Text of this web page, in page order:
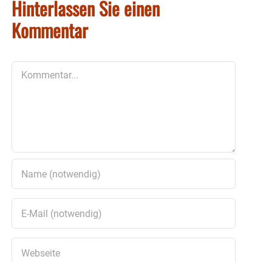
Hinterlassen Sie einen
Kommentar